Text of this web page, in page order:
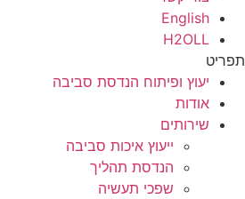
English
H2OLL
תפריט
יעוץ ופיתוח הנדסת סביבה
אודות
שירותים
ייעוץ איכות סביבה
הנדסת תהליך
שפכי תעשיה